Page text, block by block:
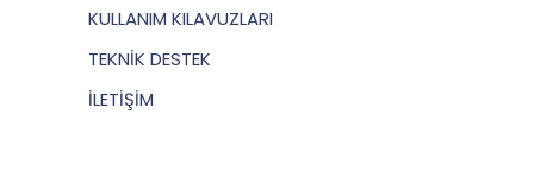
KULLANIM KILAVUZLARI
TEKNİK DESTEK
İLETİŞİM